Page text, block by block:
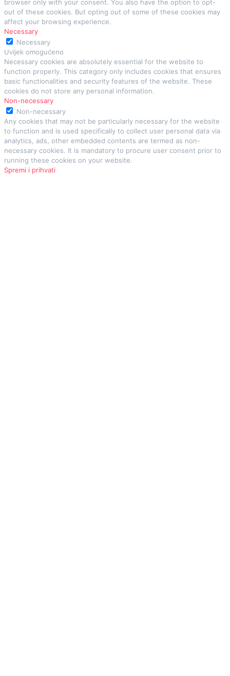
browser only with your consent. You also have the option to opt-
out of these cookies. But opting out of some of these cookies may
affect your browsing experience.
Necessary
Necessary
Uvijek omogućeno
Necessary cookies are absolutely essential for the website to
function properly. This category only includes cookies that ensures
basic functionalities and security features of the website. These
cookies do not store any personal information.
Non-necessary
Non-necessary
Any cookies that may not be particularly necessary for the website
to function and is used specifically to collect user personal data via
analytics, ads, other embedded contents are termed as non-
necessary cookies. It is mandatory to procure user consent prior to
running these cookies on your website.
Spremi i prihvati